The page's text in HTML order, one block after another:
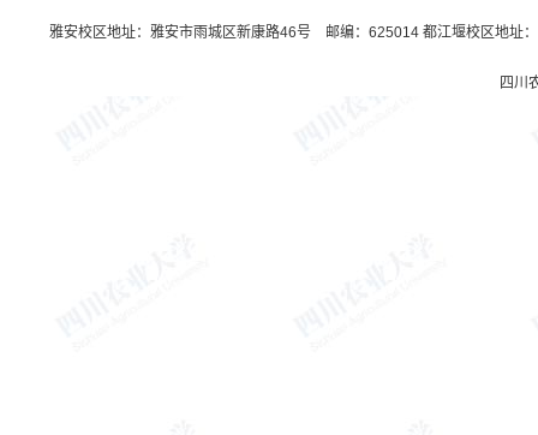
雅安校区地址：雅安市雨城区新康路46号 邮编：625014 都江堰校区地址
四川